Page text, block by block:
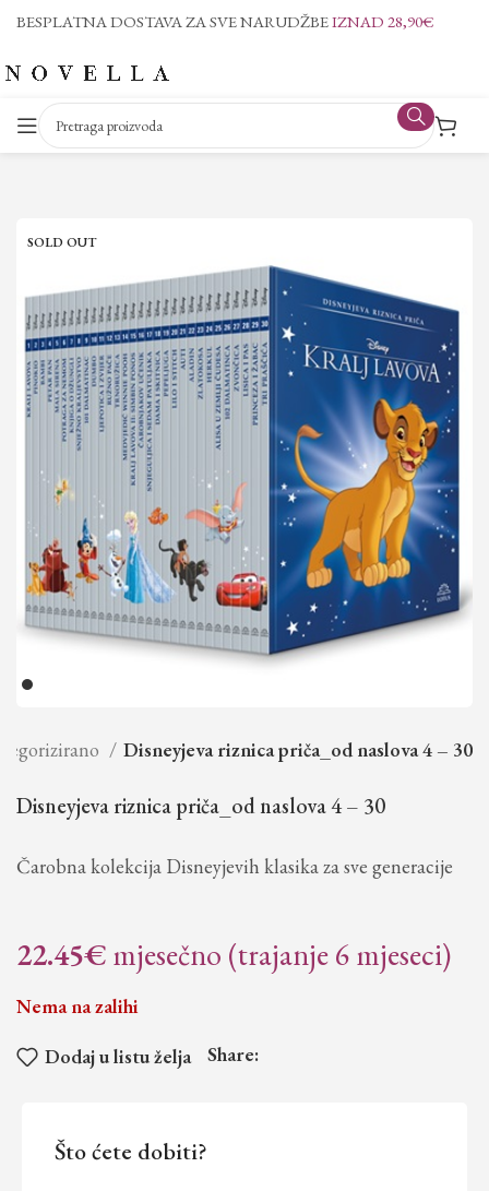
BESPLATNA DOSTAVA ZA SVE NARUDŽBEIZNAD 28,90€
SOLD OUT
Disneyjeva riznica priča_od naslova 4 – 30
Disneyjeva riznica priča_od naslova 4 – 30
Čarobna kolekcija Disneyjevih klasika za sve generacije
22.45€mjesečno (trajanje 6 mjeseci)
Nema na zalihi
Dodaj u listu želja Share:
Što ćete dobiti?